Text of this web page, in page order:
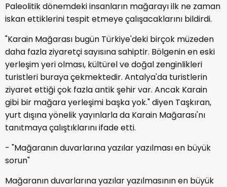
Paleolitik dönemdeki insanların mağarayı ilk ne zaman
iskan ettiklerini tespit etmeye çalışacaklarını bildirdi.
"Karain Mağarası bugün Türkiye'deki birçok müzeden
daha fazla ziyaretçi sayısına sahiptir. Bölgenin en eski
yerleşim yeri olması, kültürel ve doğal zenginlikleri
turistleri buraya çekmektedir. Antalya'da turistlerin
ziyaret ettiği çok fazla antik şehir var. Ancak Karain
gibi bir mağara yerleşimi başka yok." diyen Taşkıran,
yurt dışına yönelik yayınlarla da Karain Mağarası'nı
tanıtmaya çalıştıklarını ifade etti.
- "Mağaranın duvarlarına yazılar yazılması en büyük
sorun"
Mağaranın duvarlarına yazılar yazılmasının en büyük